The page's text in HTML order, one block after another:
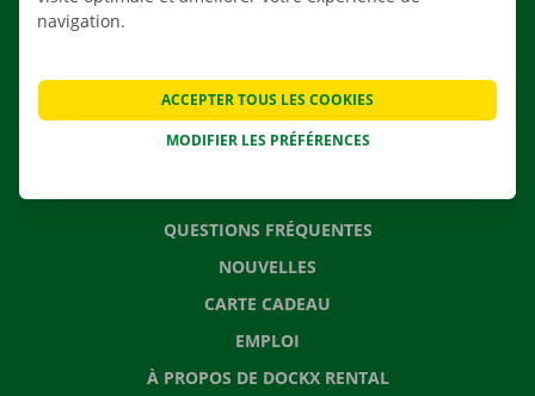
AGENCES
SOLUTIONS DE DÉMÉNAGEMENT
QUESTIONS FRÉQUENTES
NOUVELLES
CARTE CADEAU
EMPLOI
À PROPOS DE DOCKX RENTAL
navigation.
MODIFIER LES PRÉFÉRENCES
ACCEPTER TOUS LES COOKIES